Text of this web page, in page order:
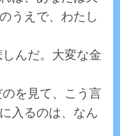
うえで、わたし
んだ。大変な金
を見て、こう言
入るのは、なん